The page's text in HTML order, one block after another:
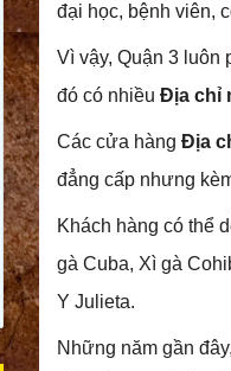
đại học, bệnh viên,
Vì vậy, Quận 3 luôn
đó có nhiều Địa chỉ
Các cửa hàng Địa
đẳng cấp nhưng
Khách hàng có thể
gà Cuba, Xì gà
Y Julieta.
Những năm gần